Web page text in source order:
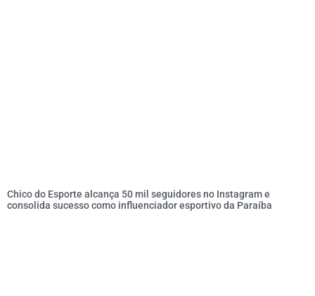
Chico do Esporte alcança 50 mil seguidores no Instagram e
consolida sucesso como influenciador esportivo da Paraíba